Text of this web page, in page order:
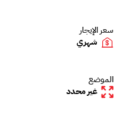
سعر الإيجار
شهري
الموضع
غير محدد